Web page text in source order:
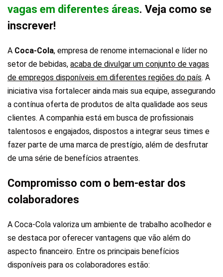
vagas em diferentes áreas. Veja como se
inscrever!
A Coca-Cola, empresa de renome internacional e líder no
setor de bebidas, acaba de divulgar um conjunto de vagas
de empregos disponíveis em diferentes regiões do país. A
iniciativa visa fortalecer ainda mais sua equipe, assegurando
a contínua oferta de produtos de alta qualidade aos seus
clientes. A companhia está em busca de profissionais
talentosos e engajados, dispostos a integrar seus times e
fazer parte de uma marca de prestígio, além de desfrutar
de uma série de benefícios atraentes.
Compromisso com o bem-estar dos
colaboradores
A Coca-Cola valoriza um ambiente de trabalho acolhedor e
se destaca por oferecer vantagens que vão além do
aspecto financeiro. Entre os principais benefícios
disponíveis para os colaboradores estão: